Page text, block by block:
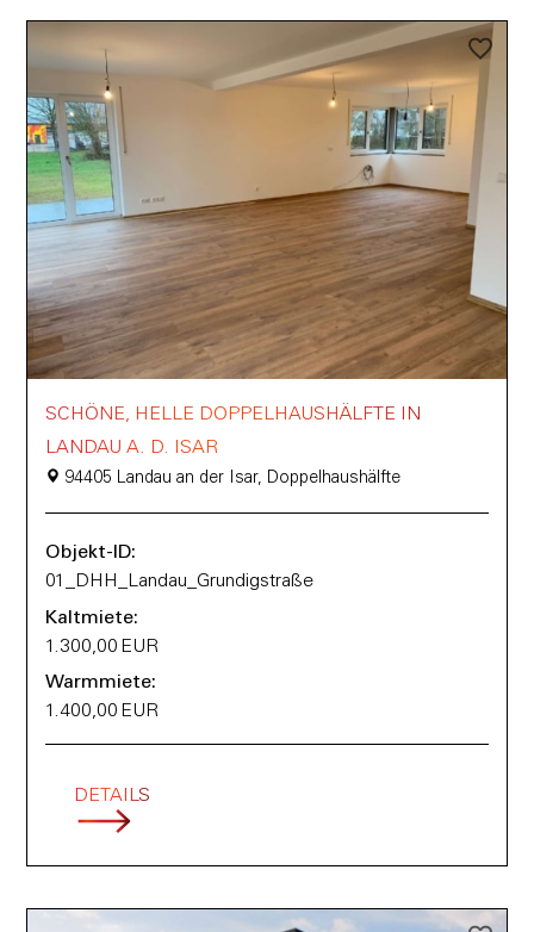
SCHÖNE, HELLE DOPPELHAUSHÄLFTE IN
LANDAU A. D. ISAR
94405 Landau an der Isar, Doppelhaushälfte
Objekt-ID:
01_DHH_Landau_Grundigstraße
Kaltmiete:
1.300,00 EUR
Warmmiete:
1.400,00 EUR
DETAILS